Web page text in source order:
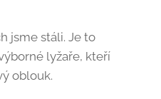
jsme stáli. Je to
lyžaře, kteří
oblouk.